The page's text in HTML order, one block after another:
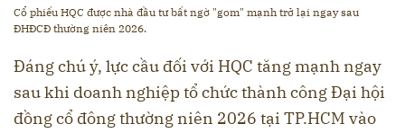
Cổ phiếu HQC được nhà đầu tư bất ngờ "gom" mạnh trở lại ngay sau
ĐHĐCĐ thường niên 2026.
Đáng chú ý, lực cầu đối với HQC tăng mạnh ngay
sau khi doanh nghiệp tổ chức thành công Đại hội
đồng cổ đông thường niên 2026 tại TP.HCM vào